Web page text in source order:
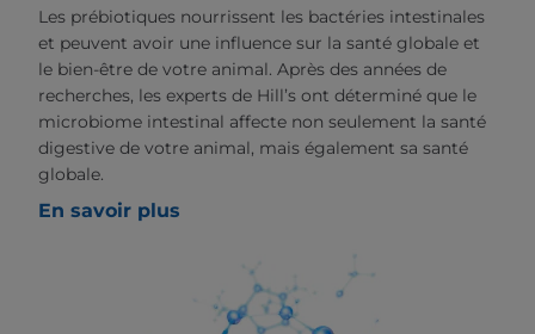
Les prébiotiques nourrissent les bactéries intestinales
et peuvent avoir une influence sur la santé globale et
le bien-être de votre animal. Après des années de
recherches, les experts de Hill’s ont déterminé que le
microbiome intestinal affecte non seulement la santé
digestive de votre animal, mais également sa santé
globale.
En savoir plus